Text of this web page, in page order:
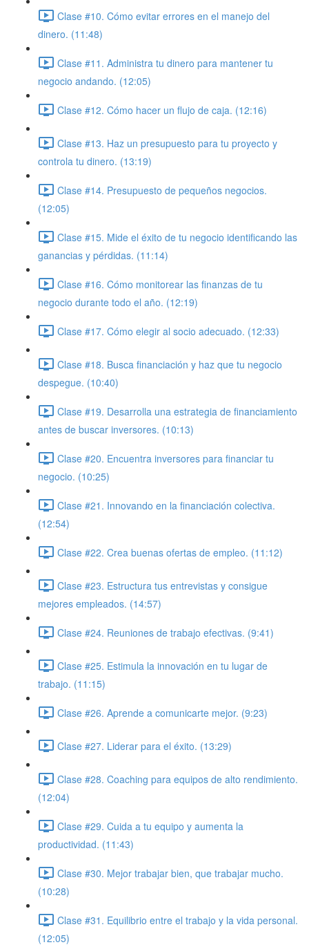
Clase #10. Cómo evitar errores en el manejo del
dinero. (11:48)
Clase #11. Administra tu dinero para mantener tu
negocio andando. (12:05)
Clase #12. Cómo hacer un flujo de caja. (12:16)
Clase #13. Haz un presupuesto para tu proyecto y
controla tu dinero. (13:19)
Clase #14. Presupuesto de pequeños negocios.
(12:05)
Clase #15. Mide el éxito de tu negocio identificando las
ganancias y pérdidas. (11:14)
Clase #16. Cómo monitorear las finanzas de tu
negocio durante todo el año. (12:19)
Clase #17. Cómo elegir al socio adecuado. (12:33)
Clase #18. Busca financiación y haz que tu negocio
despegue. (10:40)
Clase #19. Desarrolla una estrategia de financiamiento
antes de buscar inversores. (10:13)
Clase #20. Encuentra inversores para financiar tu
negocio. (10:25)
Clase #21. Innovando en la financiación colectiva.
(12:54)
Clase #22. Crea buenas ofertas de empleo. (11:12)
Clase #23. Estructura tus entrevistas y consigue
mejores empleados. (14:57)
Clase #24. Reuniones de trabajo efectivas. (9:41)
Clase #25. Estimula la innovación en tu lugar de
trabajo. (11:15)
Clase #26. Aprende a comunicarte mejor. (9:23)
Clase #27. Liderar para el éxito. (13:29)
Clase #28. Coaching para equipos de alto rendimiento.
(12:04)
Clase #29. Cuida a tu equipo y aumenta la
productividad. (11:43)
Clase #30. Mejor trabajar bien, que trabajar mucho.
(10:28)
Clase #31. Equilibrio entre el trabajo y la vida personal.
(12:05)